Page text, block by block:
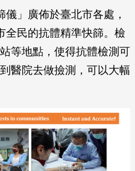
」廣佈於臺北市各處，
全民的抗體精準快篩。檢
等地點，使得抗體檢測可
醫院去做撿測，可以大幅